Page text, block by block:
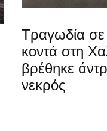
Τραγωδία
κοντά στη
βρέθηκε
νεκρός